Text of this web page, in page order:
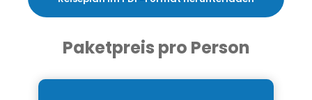
Paketpreis pro Person